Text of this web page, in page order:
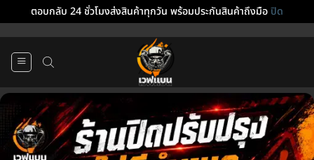
ตอบกลับ 24 ชั่วโมงส่งสินค้าทุกวัน พร้อมประกันสินค้าถึงมือปิด